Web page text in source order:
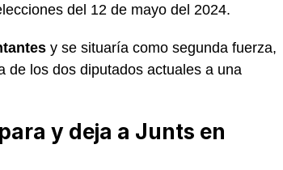
del 12 de mayo del 2024.
y se situaría como segunda fuerza,
de los dos diputados actuales a una
y deja a Junts en